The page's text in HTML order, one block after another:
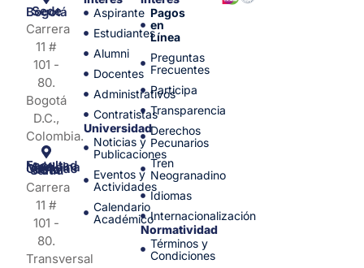
Sede Bogotá
Carrera
11 #
101 -
80.
Bogotá
D.C.,
Colombia.
Facultad de Medicina y Ciencias de la Salud
Carrera
11 #
101 -
80.
Transversal
Aspirante
Estudiantes
Alumni
Docentes
Administrativos
Contratistas
Universidad
Noticias y
Publicaciones
Eventos y
Actividades
Calendario
Académico
Pagos
en
Línea
Preguntas
Frecuentes
Participa
Transparencia
Derechos
Pecunarios
Tren
Neogranadino
Idiomas
Internacionalización
Normatividad
Términos y
Condiciones